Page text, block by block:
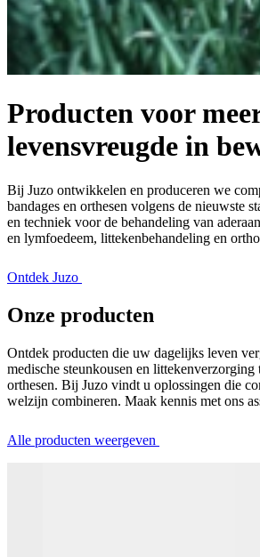
Producten voor
levensvreugde in
Bij Juzo ontwikkelen en produceren we
bandages en orthesen volgens de nieuwste
en techniek voor de behandeling van
en lymfoedeem, littekenbehandeling en
Ontdek Juzo
Onze producten
Ontdek producten die uw dagelijks leven
medische steunkousen en littekenverzorging
orthesen. Bij Juzo vindt u oplossingen die
welzijn combineren. Maak kennis met ons
Alle producten weergeven